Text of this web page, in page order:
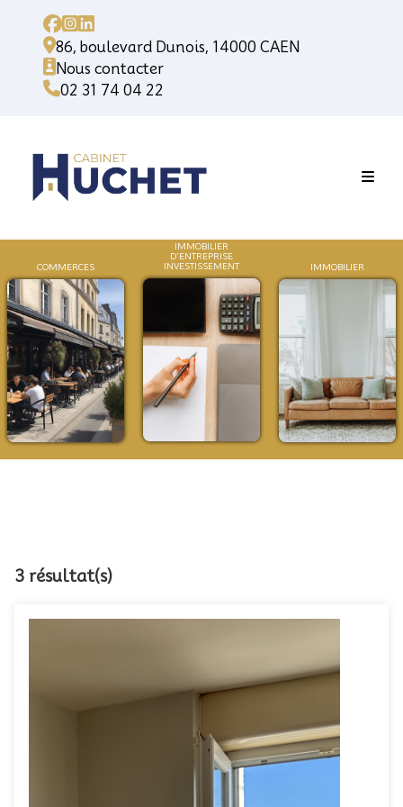
86, boulevard Dunois, 14000 CAEN
Nous contacter
02 31 74 04 22
COMMERCES
IMMOBILIER
D'ENTREPRISE
INVESTISSEMENT
3 résultat(s)